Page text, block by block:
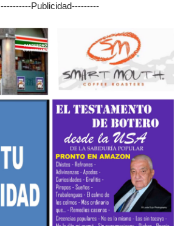
----------Publicidad---------